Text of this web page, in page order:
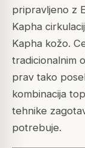
pripravljeno z
Kapha
Kapha kožo.
tradicionalnim
prav tako
kombinacija
tehnike
potrebuje.